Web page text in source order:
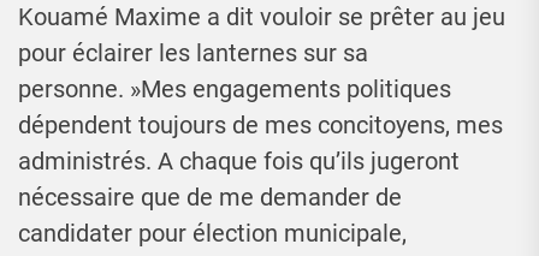
Kouamé Maxime a dit vouloir se prêter au jeu
pour éclairer les lanternes sur sa
personne. »Mes engagements politiques
dépendent toujours de mes concitoyens, mes
administrés. A chaque fois qu’ils jugeront
nécessaire que de me demander de
candidater pour élection municipale,